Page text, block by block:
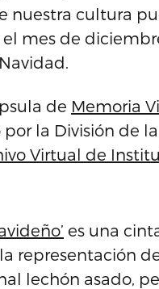
nuestra cultura
el mes de
de Memoria
la División de
Virtual de
es una
representación
lechón asado,